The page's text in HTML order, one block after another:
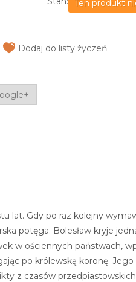
Ten produkt
Dodaj do listy życzeń
lat. Gdy po raz kolejny
potęga. Bolesław kryje
w ościennych państwach,
po królewską koronę. Jego
z czasów